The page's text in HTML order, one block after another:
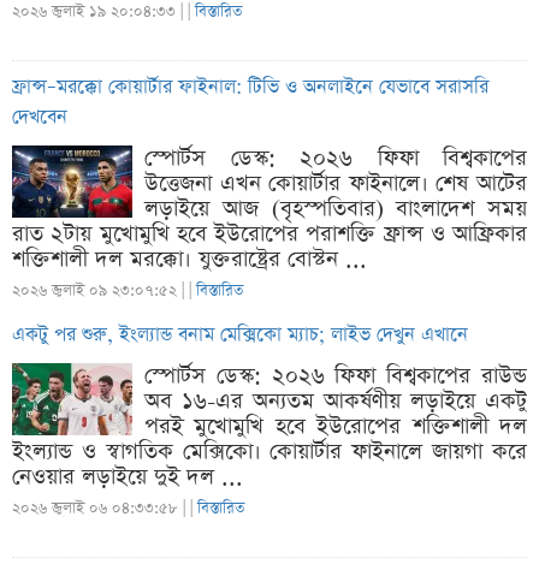
২০২৬ জুলাই ১৯ ২০:০৪:৩৩ | |বিস্তারিত
ফ্রান্স–মরক্কো কোয়ার্টার ফাইনাল: টিভি ও অনলাইনে যেভাবে সরাসরি
দেখবেন
স্পোর্টস ডেস্ক: ২০২৬ ফিফা বিশ্বকাপের
উত্তেজনা এখন কোয়ার্টার ফাইনালে। শেষ আটের
লড়াইয়ে আজ (বৃহস্পতিবার) বাংলাদেশ সময়
রাত ২টায় মুখোমুখি হবে ইউরোপের পরাশক্তি ফ্রান্স ও আফ্রিকার
শক্তিশালী দল মরক্কো। যুক্তরাষ্ট্রের বোস্টন ...
২০২৬ জুলাই ০৯ ২৩:০৭:৫২ | |বিস্তারিত
একটু পর শুরু, ইংল্যান্ড বনাম মেক্সিকো ম্যাচ; লাইভ দেখুন এখানে
স্পোর্টস ডেস্ক: ২০২৬ ফিফা বিশ্বকাপের রাউন্ড
অব ১৬-এর অন্যতম আকর্ষণীয় লড়াইয়ে একটু
পরই মুখোমুখি হবে ইউরোপের শক্তিশালী দল
ইংল্যান্ড ও স্বাগতিক মেক্সিকো। কোয়ার্টার ফাইনালে জায়গা করে
নেওয়ার লড়াইয়ে দুই দল ...
২০২৬ জুলাই ০৬ ০৪:৩৩:৫৮ | |বিস্তারিত